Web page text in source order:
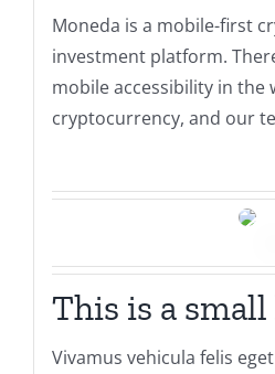
Moneda is a mobile-first
investment platform.
mobile accessibility in the
cryptocurrency, and our
This is a
Vivamus vehicula felis